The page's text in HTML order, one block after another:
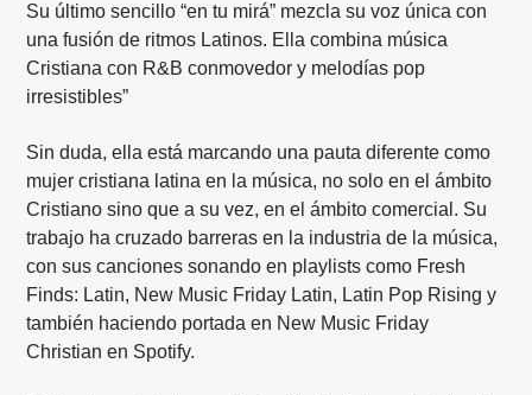
Su último sencillo “en tu mirá” mezcla su voz única con
una fusión de ritmos Latinos. Ella combina música
Cristiana con R&B conmovedor y melodías pop
irresistibles”
Sin duda, ella está marcando una pauta diferente como
mujer cristiana latina en la música, no solo en el ámbito
Cristiano sino que a su vez, en el ámbito comercial. Su
trabajo ha cruzado barreras en la industria de la música,
con sus canciones sonando en playlists como Fresh
Finds: Latin, New Music Friday Latin, Latin Pop Rising y
también haciendo portada en New Music Friday
Christian en Spotify.